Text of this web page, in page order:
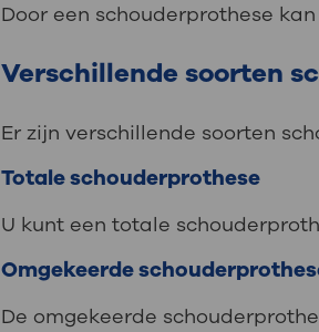
Door een schouderprothese
Verschillende soorten
Er zijn verschillende soorten
Totale schouderprothese
U kunt een totale
Omgekeerde
De omgekeerde